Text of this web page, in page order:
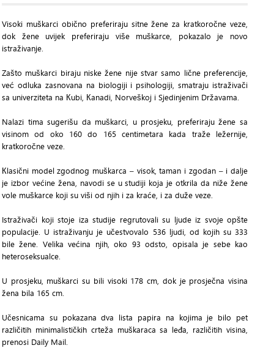
Visoki muškarci obično preferiraju sitne žene za kratkoročne veze,
dok žene uvijek preferiraju više muškarce, pokazalo je novo
istraživanje.
Zašto muškarci biraju niske žene nije stvar samo lične preferencije,
već odluka zasnovana na biologiji i psihologiji, smatraju istraživači
sa univerziteta na Кubi, Кanadi, Norveškoj i Sjedinjenim Državama.
Nalazi tima sugerišu da muškarci, u prosjeku, preferiraju žene sa
visinom od oko 160 do 165 centimetara kada traže ležernije,
kratkoročne veze.
Кlasični model zgodnog muškarca – visok, taman i zgodan – i dalje
je izbor većine žena, navodi se u studiji koja je otkrila da niže žene
vole muškarce koji su viši od njih i za kraće, i za duže veze.
Istraživači koji stoje iza studije regrutovali su ljude iz svoje opšte
populacije. U istraživanju je učestvovalo 536 ljudi, od kojih su 333
bile žene. Velika većina njih, oko 93 odsto, opisala je sebe kao
heteroseksualce.
U prosjeku, muškarci su bili visoki 178 cm, dok je prosječna visina
žena bila 165 cm.
Učesnicama su pokazana dva lista papira na kojima je bilo pet
različitih minimalističkih crteža muškaraca sa leđa, različitih visina,
prenosi Daily Mail.